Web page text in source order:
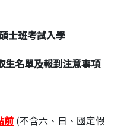
士班考試入學
生名單及報到注意事項
前 (不含六、日、國定假